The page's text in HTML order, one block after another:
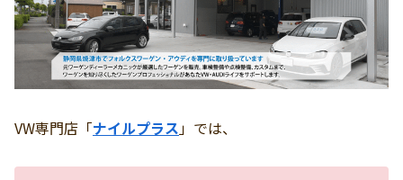
VW専門店「ナイルプラス」では、